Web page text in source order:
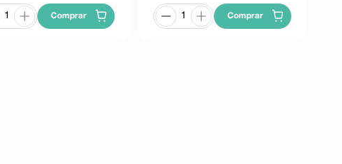
Comprar Comprar